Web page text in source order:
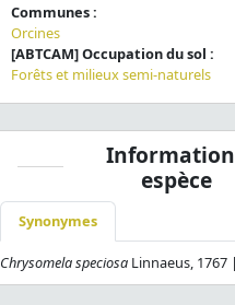
Communes :
Orcines
[ABTCAM] Occupation du sol :
Forêts et milieux semi-naturels
espèce
Synonymes
Chrysomela speciosa Linnaeus, 1767 |